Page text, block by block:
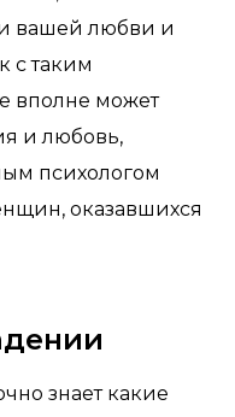
вашей любви и
с таким
вполне может
и любовь,
психологом
оказавшихся
знает какие